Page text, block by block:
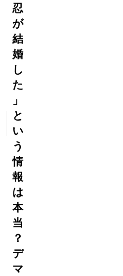
忍
が
結
婚
し
た
」
と
い
う
情
報
は
本
当
？
デ
マ